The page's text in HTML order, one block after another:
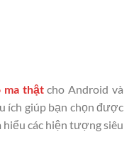
ma thậtcho Android và
ích giúp bạn chọn được
các hiện tượng siêu